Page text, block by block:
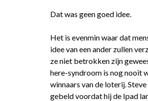
Dat was geen goed idee.
Het is evenmin waar dat
idee van een ander zullen
ze niet betrokken zijn
here-syndroom is nog nooit
winnaars van de loterij.
gebeld voordat hij de Ipad